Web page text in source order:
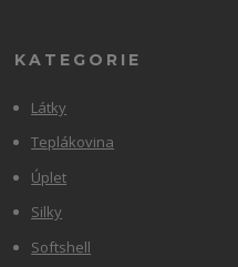
KATEGORIE
Látky
Teplákovina
Úplet
Silky
Softshell